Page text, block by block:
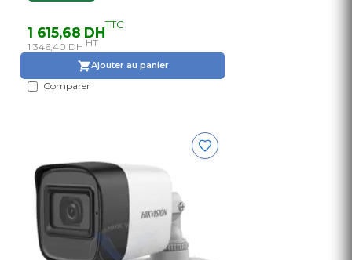
1 615,68 DHTTC
1 346,40 DH HT
Ajouter au panier
Comparer